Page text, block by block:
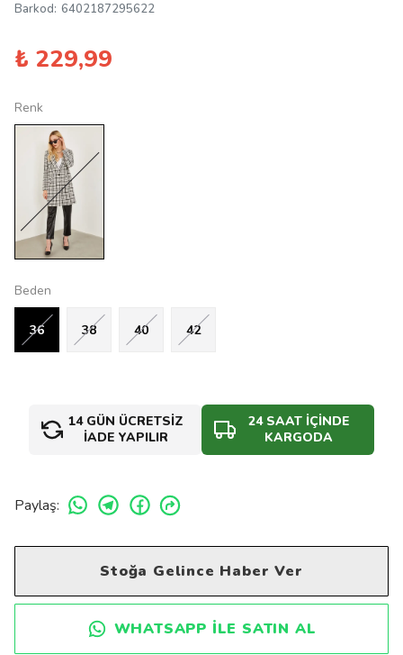
Barkod: 6402187295622
₺ 229,99
Renk
Beden
36 38 40 42
14 GÜN ÜCRETSİZ
İADE YAPILIR
24 SAAT İÇİNDE
KARGODA
Paylaş:
Stoğa Gelince Haber Ver
WHATSAPP ILE SATIN AL